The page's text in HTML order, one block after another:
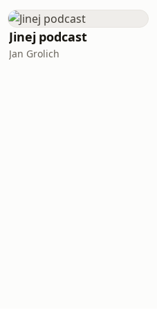
Jinej podcast
Jan Grolich